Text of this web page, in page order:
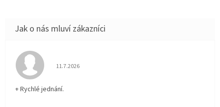
Hodnocení obchodu je 5 z 5 hvězdiček.
11.7.2026
+ Rychlé jednání.